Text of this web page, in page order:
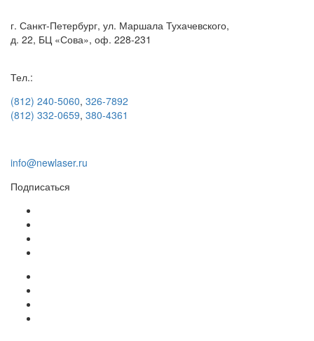
г. Санкт-Петербург, ул. Маршала Тухачевского,
д. 22, БЦ «Сова», оф. 228-231
Тел.:
(812) 240-5060, 326-7892
(812) 332-0659, 380-4361
info@newlaser.ru
Подписаться